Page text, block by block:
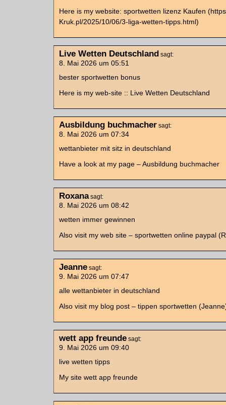
Here is my website: sportwetten lizenz Kaufen
Kruk.pl/2025/10/06/3-liga-wetten-tipps.html)
Live Wetten Deutschland sagt:
8. Mai 2026 um 05:51
bester sportwetten bonus
Here is my web-site :: Live Wetten Deutschland
Ausbildung buchmacher sagt:
8. Mai 2026 um 07:34
wettanbieter mit sitz in deutschland
Have a look at my page – Ausbildung buchmacher
Roxana sagt:
8. Mai 2026 um 08:42
wetten immer gewinnen
Also visit my web site – sportwetten online paypal
Jeanne sagt:
9. Mai 2026 um 07:47
alle wettanbieter in deutschland
Also visit my blog post – tippen sportwetten
wett app freunde sagt:
9. Mai 2026 um 09:40
live wetten tipps
My site wett app freunde